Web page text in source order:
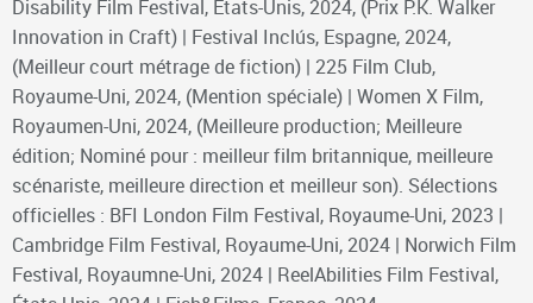
Disability Film Festival, États-Unis, 2024, (Prix P.K. Walker
Innovation in Craft) | Festival Inclús, Espagne, 2024,
(Meilleur court métrage de fiction) | 225 Film Club,
Royaume-Uni, 2024, (Mention spéciale) | Women X Film,
Royaumen-Uni, 2024, (Meilleure production; Meilleure
édition; Nominé pour : meilleur film britannique, meilleure
scénariste, meilleure direction et meilleur son). Sélections
officielles : BFI London Film Festival, Royaume-Uni, 2023 |
Cambridge Film Festival, Royaume-Uni, 2024 | Norwich Film
Festival, Royaumne-Uni, 2024 | ReelAbilities Film Festival,